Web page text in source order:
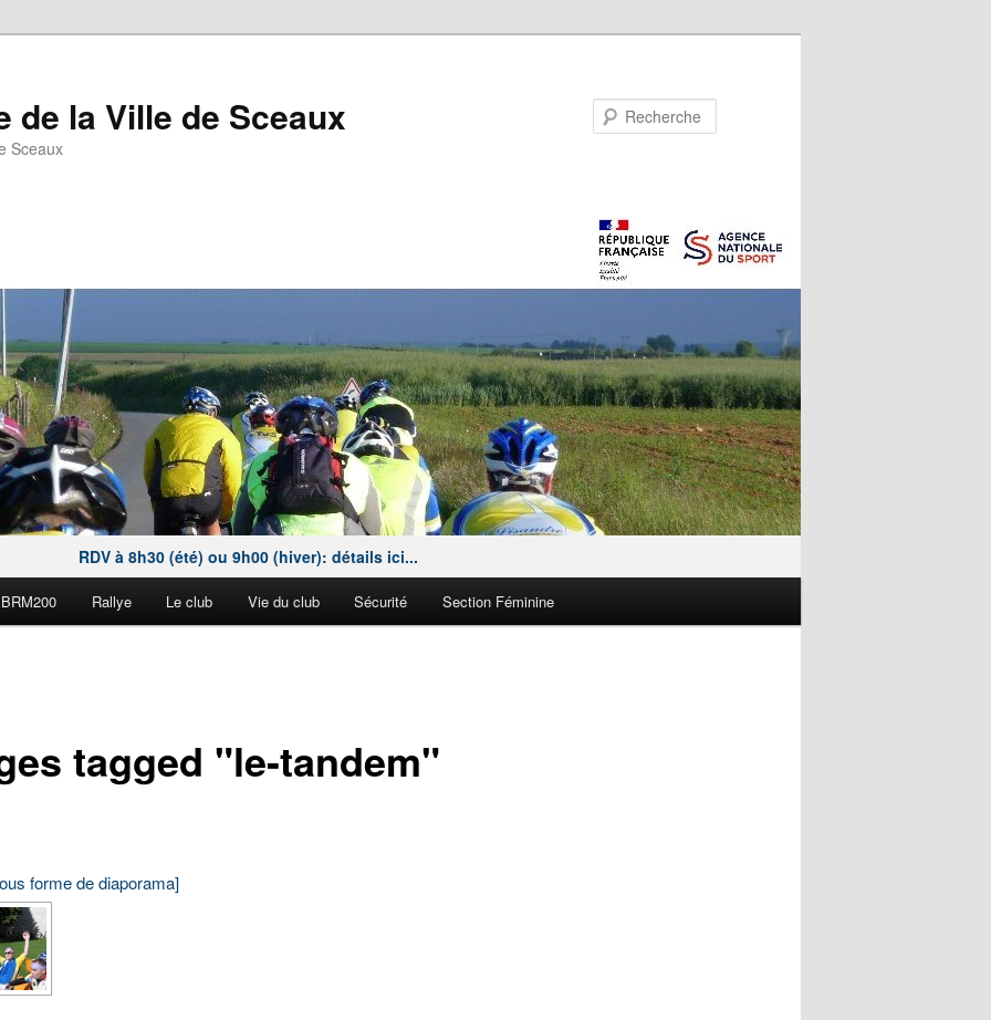
de la Ville de Sceaux
Sceaux
RDV à 8h30 (été) ou 9h00 (hiver): détails ici...
BRM200 Rallye Le club Vie du club Sécurité Section Féminine
tagged "le-tandem"
forme de diaporama]